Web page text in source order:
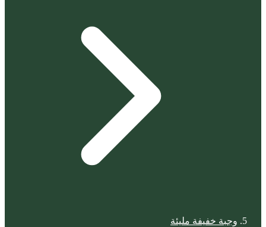
وجبة خفيفة مليئة